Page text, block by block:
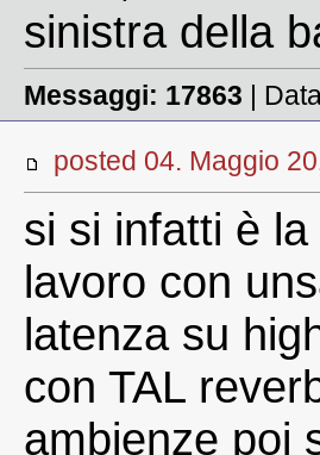
sinistra della
Messaggi: 17863 |
posted 04.
si si infatti è
lavoro con
latenza su
con TAL
ambienze poi